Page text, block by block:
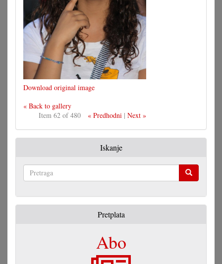
Download original image
« Back to gallery
Item 62 of 480
« Predhodni | Next »
Iskanje
Pretplata
Abo